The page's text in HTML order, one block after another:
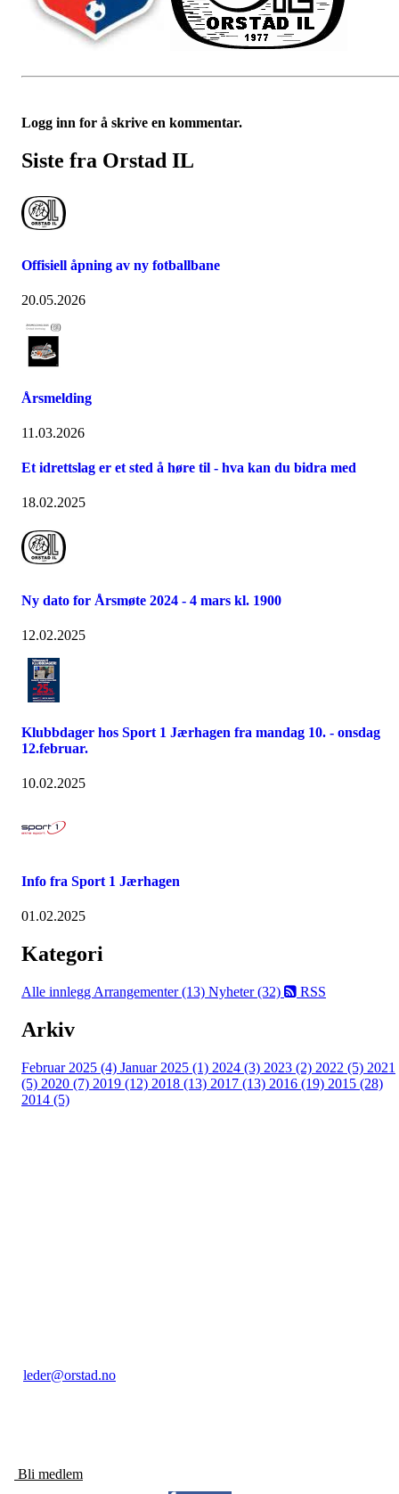
Logg inn for å skrive en kommentar.
Siste fra Orstad IL
Offisiell åpning av ny fotballbane
20.05.2026
Årsmelding
11.03.2026
Et idrettslag er et sted å høre til - hva kan du bidra med
18.02.2025
Ny dato for Årsmøte 2024 - 4 mars kl. 1900
12.02.2025
Klubbdager hos Sport 1 Jærhagen fra mandag 10. - onsdag
12.februar.
10.02.2025
Info fra Sport 1 Jærhagen
01.02.2025
Kategori
Alle innlegg Arrangementer (13) Nyheter (32) RSS
Arkiv
Februar 2025 (4) Januar 2025 (1) 2024 (3) 2023 (2) 2022 (5) 2021
(5) 2020 (7) 2019 (12) 2018 (13) 2017 (13) 2016 (19) 2015 (28)
2014 (5)
leder@orstad.no
Bli medlem